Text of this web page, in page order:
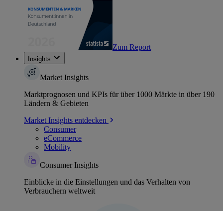
Zum Report
Insights
Market Insights
Marktprognosen und KPIs für über 1000 Märkte in über 190
Ländern & Gebieten
Market Insights entdecken
Consumer
eCommerce
Mobility
Consumer Insights
Einblicke in die Einstellungen und das Verhalten von
Verbrauchern weltweit